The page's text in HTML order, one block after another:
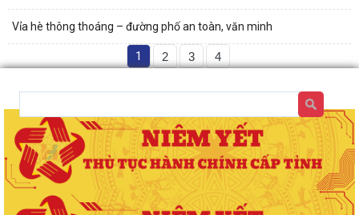
Vỉa hè thông thoáng – đường phố an toàn, văn minh
1 2 3 4